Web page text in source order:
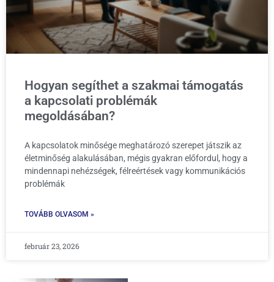
Hogyan segíthet a szakmai támogatás
a kapcsolati problémák
megoldásában?
A kapcsolatok minősége meghatározó szerepet játszik az
életminőség alakulásában, mégis gyakran előfordul, hogy a
mindennapi nehézségek, félreértések vagy kommunikációs
problémák
TOVÁBB OLVASOM »
február 23, 2026